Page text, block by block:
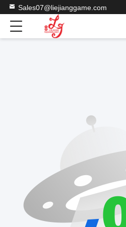
Sales07@liejianggame.com